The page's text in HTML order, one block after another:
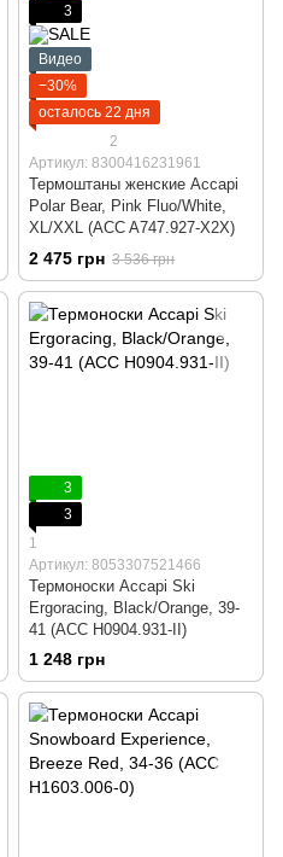
3
Видео
−30%
осталось 22 дня
2
Артикул: 8300416231961
Термоштаны женские Accapi
Polar Bear, Pink Fluo/White,
XL/XXL (ACC A747.927-X2X)
2 475 грн 3 536 грн
3
3
1
Артикул: 8053307521466
Термоноски Accapi Ski
Ergoracing, Black/Orange, 39-
41 (ACC H0904.931-II)
1 248 грн